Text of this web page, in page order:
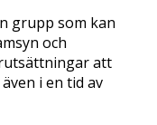
grupp som kan
och
att
i en tid av